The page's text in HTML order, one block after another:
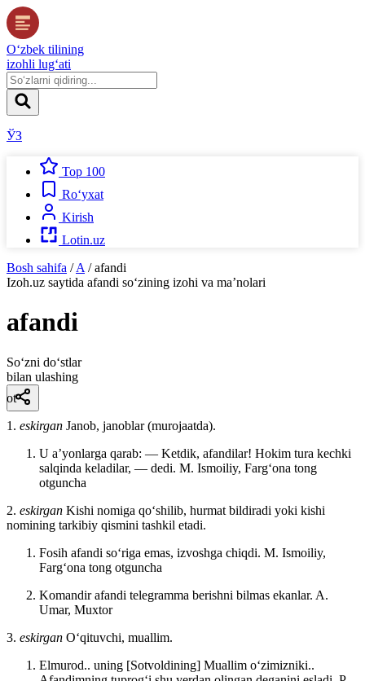
O‘zbek tilining
izohli lug‘ati
ЎЗ
Top 100
Ro‘yxat
Kirish
Lotin.uz
Bosh sahifa / A / afandi
Izoh.uz saytida afandi so‘zining izohi va ma’nolari
afandi
So‘zni do‘stlar
bilan ulashing
ot
1. eskirgan Janob, janoblar (murojaatda).
U aʼyonlarga qarab: — Ketdik, afandilar! Hokim tura kechki
salqinda keladilar, — dedi. M. Ismoiliy, Fargʻona tong
otguncha
2. eskirgan Kishi nomiga qoʻshilib, hurmat bildiradi yoki kishi
nomining tarkibiy qismini tashkil etadi.
Fosih afandi soʻriga emas, izvoshga chiqdi. M. Ismoiliy,
Fargʻona tong otguncha
Komandir afandi telegramma berishni bilmas ekanlar. A.
Umar, Muxtor
3. eskirgan Oʻqituvchi, muallim.
Elmurod.. uning [Sotvoldining] Muallim oʻzimizniki..